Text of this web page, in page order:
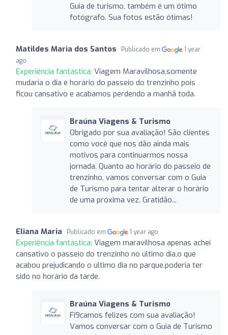
Guia de turismo, também é um ótimo
fotógrafo. Sua fotos estão ótimas!
Matildes Maria dos Santos Publicado em
1 year
ago
Experiência fantástica: Viagem Maravilhosa,somente
mudaria o dia e horário do passeio do trenzinho pois
ficou cansativo e acabamos perdendo a manhã toda.
Braúna Viagens & Turismo
Obrigado por sua avaliação! São clientes
como você que nos dão ainda mais
motivos para continuarmos nossa
jornada. Quanto ao horário do passeio de
trenzinho, vamos conversar com o Guia
de Turismo para tentar alterar o horário
de uma próxima vez. Gratidão...
Eliana Maria Publicado em 1 year ago
Experiência fantástica: Viagem maravilhosa apenas achei
cansativo o passeio do trenzinho no último dia,o que
acabou prejudicando o último dia no parque.poderia ter
sido no horário da tarde.
Braúna Viagens & Turismo
Fi9camos felizes com sua avaliação!
Vamos conversar com o Guia de Turismo